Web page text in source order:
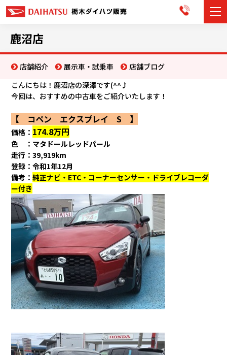
展示車・試乗車
店舗情報
お知らせ
会社情報
鹿沼店
店舗紹介 展示車・試乗車
店舗ブログ
こんにちは！鹿沼店の深澤です(^^♪
今回は、おすすめの中古車をご紹介いたします！
【 コペン エクスプレイ S 】
価格： 174.8万円
色 ：マタドールレッドパール
走行：39,919km
登録：令和1年12月
備考：純正ナビ・ETC・コーナーセンサー・ドライブレコーダ
ー付き